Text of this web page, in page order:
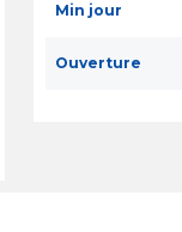
Min jour
Ouverture